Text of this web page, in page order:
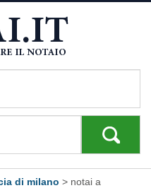
di milano > notai a